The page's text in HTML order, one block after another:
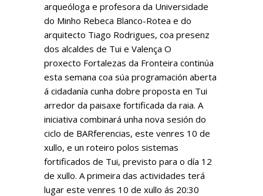
arqueóloga e profesora da Universidade
do Minho Rebeca Blanco-Rotea e do
arquitecto Tiago Rodrigues, coa presenz
dos alcaldes de Tui e Valença O
proxecto Fortalezas da Fronteira continúa
esta semana coa súa programación aberta
á cidadanía cunha dobre proposta en Tui
arredor da paisaxe fortificada da raia. A
iniciativa combinará unha nova sesión do
ciclo de BARferencias, este venres 10 de
xullo, e un roteiro polos sistemas
fortificados de Tui, previsto para o día 12
de xullo. A primeira das actividades terá
lugar este venres 10 de xullo ás 20:30